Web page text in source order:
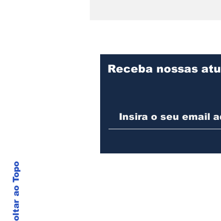
divulga programação de
agosto com oficina para
Voltar ao Topo
Receba nossas